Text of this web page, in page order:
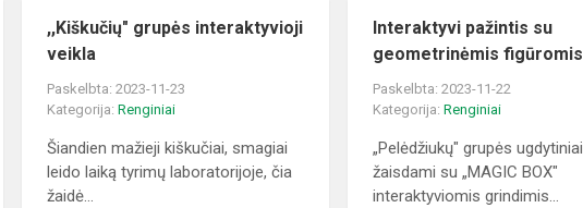
,,Kiškučių" grupės interaktyvioji
veikla
Paskelbta: 2023-11-23
Kategorija:Renginiai
Šiandien mažieji kiškučiai, smagiai
leido laiką tyrimų laboratorijoje, čia
žaidė...
Interaktyvi pažintis su
geometrinėmis figūromis
Paskelbta: 2023-11-22
Kategorija:Renginiai
„Pelėdžiukų" grupės ugdytiniai
žaisdami su „MAGIC BOX"
interaktyviomis grindimis...